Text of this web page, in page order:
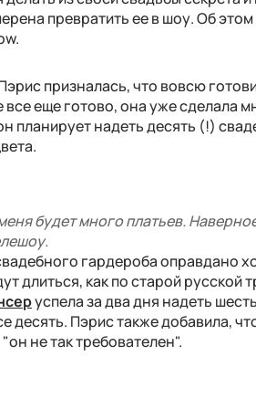
превратить ее в шоу. Об
призналась, что вовсю
все еще готово, она уже сделала
планирует надеть десять (!)
будет много платьев.
гардероба оправдано
длиться, как по старой русской
успела за два дня надеть
десять. Пэрис также добавила,
не так требователен".